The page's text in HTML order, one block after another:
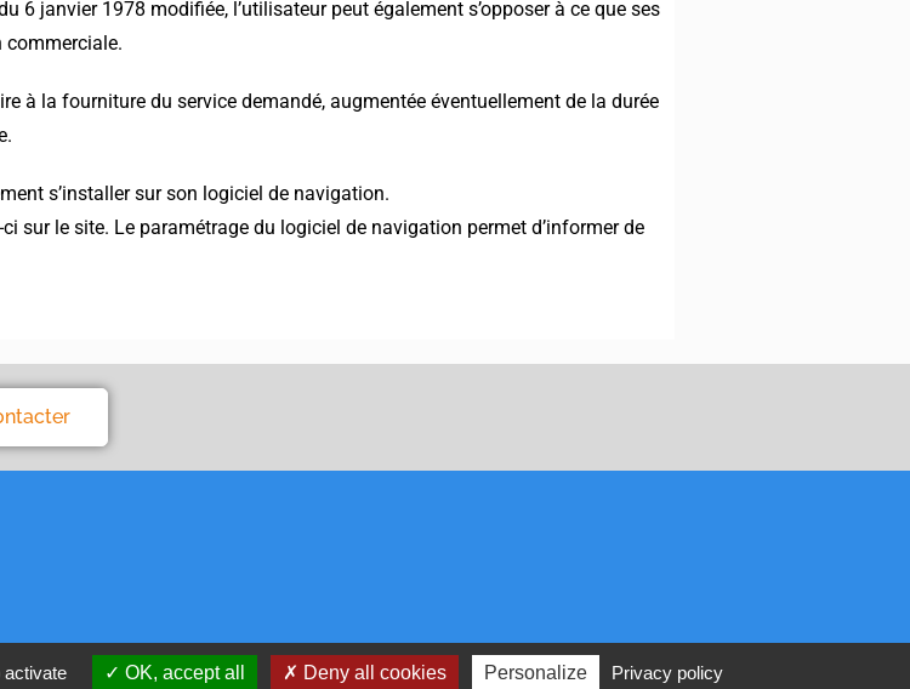
janvier 1978 modifiée, l’utilisateur peut également s’opposer à ce que ses
commerciale.
à la fourniture du service demandé, augmentée éventuellement de la durée
s’installer sur son logiciel de navigation.
sur le site. Le paramétrage du logiciel de navigation permet d’informer de
activate OK, accept all Deny all cookies Personalize Privacy policy